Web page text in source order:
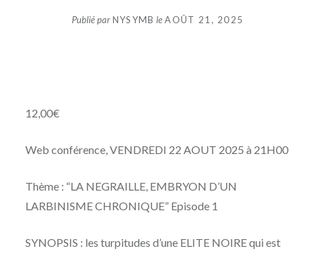
Publié parNYSYMB leAOÛT 21, 2025
12,00€
Web conférence, VENDREDI 22 AOUT 2025 à 21H00
Thème : “LA NEGRAILLE, EMBRYON D’UN
LARBINISME CHRONIQUE” Episode 1
SYNOPSIS : les turpitudes d’une ELITE NOIRE qui est